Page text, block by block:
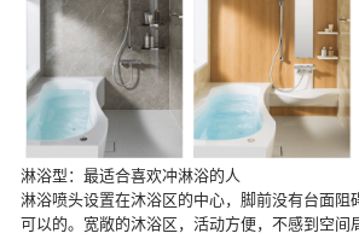
淋浴型：最适合喜欢冲淋浴的人
淋浴喷头设置在沐浴区的中心，脚前没有台面阻
可以的。宽敞的沐浴区，活动方便，不感到空间